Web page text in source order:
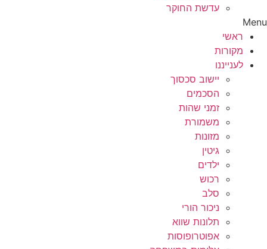
עדשת החוקר
Menu
ראשי
מקורות
לענייננו
יישוב סכסוך
הסכמים
זמני שהות
משמורת
מזונות
גיטין
ילדים
רכוש
סלב
ניכור הורי
תלונות שווא
אפוטרופוסות